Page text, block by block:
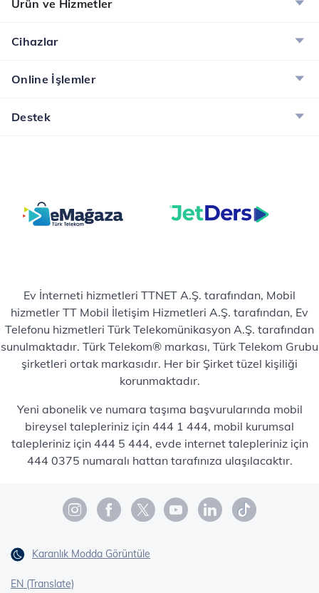
Ürün ve Hizmetler
Cihazlar
Online İşlemler
Destek
Ev İnterneti hizmetleri TTNET A.Ş. tarafından, Mobil
hizmetler TT Mobil İletişim Hizmetleri A.Ş. tarafından, Ev
Telefonu hizmetleri Türk Telekomünikasyon A.Ş. tarafından
sunulmaktadır. Türk Telekom® markası, Türk Telekom Grubu
şirketleri ortak markasıdır. Her bir Şirket tüzel kişiliği
korunmaktadır.
Yeni abonelik ve numara taşıma başvurularında mobil
bireysel talepleriniz için 444 1 444, mobil kurumsal
talepleriniz için 444 5 444, evde internet talepleriniz için
444 0375 numaralı hattan tarafınıza ulaşılacaktır.
Karanlık Modda Görüntüle
EN (Translate)